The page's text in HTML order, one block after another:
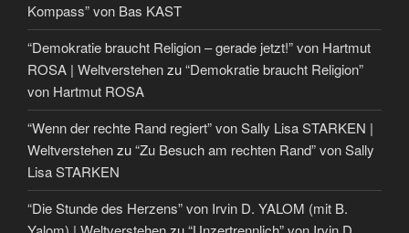
Kompass” von Bas KAST
“Demokratie braucht Religion – gerade jetzt!” von Hartmut
ROSA | Weltverstehenzu“Demokratie braucht Religion”
von Hartmut ROSA
“Wenn der rechte Rand regiert” von Sally Lisa STARKEN |
Weltverstehenzu“Zu Besuch am rechten Rand” von Sally
Lisa STARKEN
“Die Stunde des Herzens” von Irvin D. YALOM (mit B.